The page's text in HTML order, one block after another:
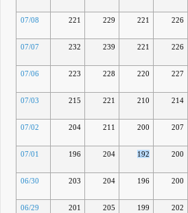
07/08
221 229 221 226
07/07
232 239 221 226
07/06
223 228 220 227
07/03
215 221 210 214
07/02
204 211 200 207
07/01
196 204 192 200
06/30
203 204 196 200
06/29
201 205 199 202